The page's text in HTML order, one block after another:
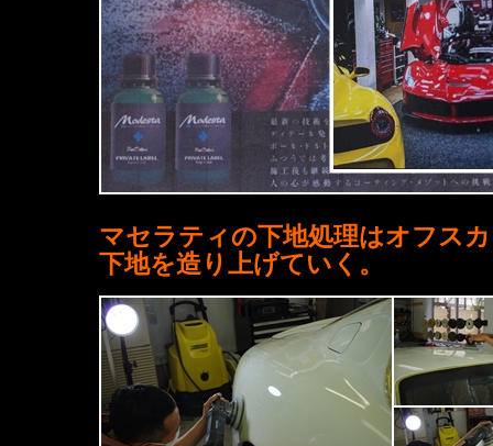
マセラティの下地処理はオフス
下地を造り上げていく。